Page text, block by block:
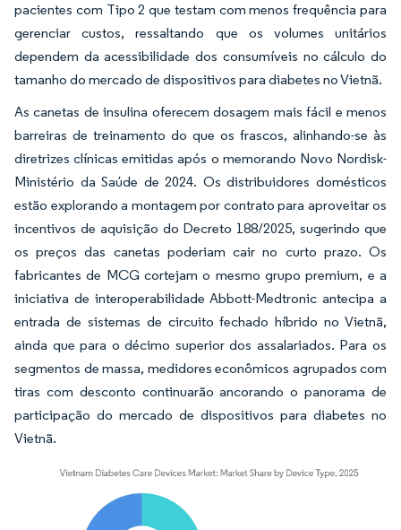
pacientes com Tipo 2 que testam com menos frequência para
gerenciar custos, ressaltando que os volumes unitários
dependem da acessibilidade dos consumíveis no cálculo do
tamanho do mercado de dispositivos para diabetes no Vietnã.
As canetas de insulina oferecem dosagem mais fácil e menos
barreiras de treinamento do que os frascos, alinhando-se às
diretrizes clínicas emitidas após o memorando Novo Nordisk-
Ministério da Saúde de 2024. Os distribuidores domésticos
estão explorando a montagem por contrato para aproveitar os
incentivos de aquisição do Decreto 188/2025, sugerindo que
os preços das canetas poderiam cair no curto prazo. Os
fabricantes de MCG cortejam o mesmo grupo premium, e a
iniciativa de interoperabilidade Abbott-Medtronic antecipa a
entrada de sistemas de circuito fechado híbrido no Vietnã,
ainda que para o décimo superior dos assalariados. Para os
segmentos de massa, medidores econômicos agrupados com
tiras com desconto continuarão ancorando o panorama de
participação do mercado de dispositivos para diabetes no
Vietnã.